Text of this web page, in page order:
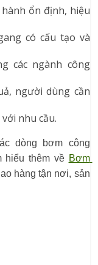
ổn định, hiệu
có cấu tạo và
các ngành công
người dùng cần
nhu cầu.
dòng bơm công
hiểu thêm về Bơm
hàng tận nơi, sản